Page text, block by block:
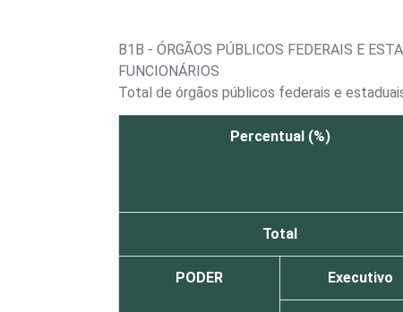
B1B - ÓRGÃOS PÚBLICOS FEDERAIS E
FUNCIONÁRIOS
Total de órgãos públicos federais e
Percentual (%)
Total
PODER Executivo